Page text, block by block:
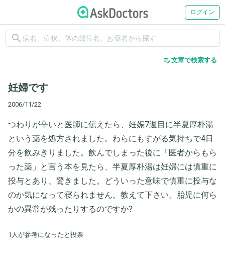
ログイン
search
edit_note文章で検索する
妊婦です
2006/11/22
つわりが辛いと医師に伝えたら、妊娠7週目に半夏厚朴湯
という薬を処方されました。わらにもすがる気持ちで4日
分を飲みきりました。飲んでしまった後に「医者からもら
った薬」と言う本を見たら、半夏厚朴湯は妊婦には慎重に
投与とあり、驚きました。どういった意味で慎重に投与な
のか気になって寝られません。教えて下さい。胎児に何ら
かの異常が残ったりするのですか?
1人が参考になったと投票